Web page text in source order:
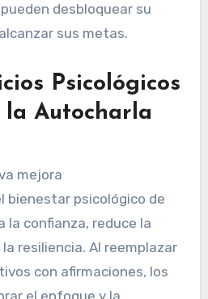
desbloquear su
sus metas.
Psicológicos
la Autocharla
mejora
bienestar psicológico de
confianza, reduce la
resiliencia. Al reemplazar
con afirmaciones, los
el enfoque y la